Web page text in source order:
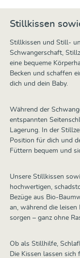
Stillkissen
Stillkissen und Still-
Schwangerschaft,
eine bequeme
Becken und schaffen
dich und dein Baby.
Während der
entspannten
Lagerung. In der
Position für dich und
Füttern bequem und
Unsere Stillkissen
hochwertigen,
Bezüge aus Bio-
an, während die
sorgen – ganz ohne
Ob als Stillhilfe,
Die Kissen lassen